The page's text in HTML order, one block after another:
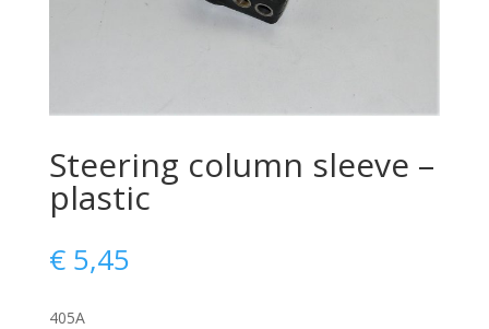
Steering column sleeve –
plastic
€5,45
405A